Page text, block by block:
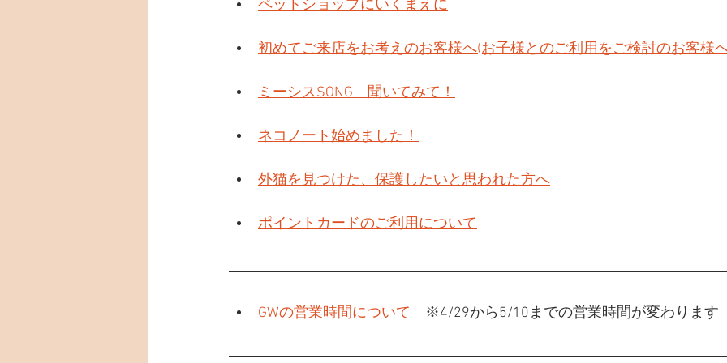
ペットショップにいくまえに
初めてご来店をお考えのお客様へ(お子様とのご利用をご検討のお客様
ミーシスSONG　聞いてみて！
ネコノート始めました！
外猫を見つけた、保護したいと思われた方へ
ポイントカードのご利用について
GWの営業時間について ※4/29から5/10までの営業時間が変わります